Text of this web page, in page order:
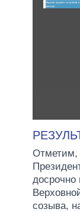
Отметим,
досрочно
созыва,